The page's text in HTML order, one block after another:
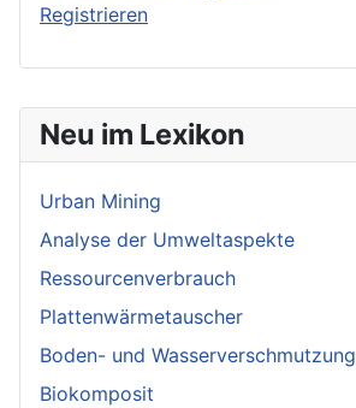
Neu im Lexikon
Urban Mining
Analyse der Umweltaspekte
Ressourcenverbrauch
Plattenwärmetauscher
Boden- und Wasserverschmutzung
Biokomposit
Registrieren